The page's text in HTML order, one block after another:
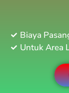
Biaya
Untuk Area